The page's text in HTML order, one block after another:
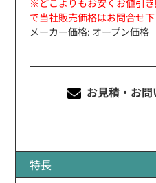
で当社販売価格はお問合せ
メーカー価格: オープン価格
お見積・お
特長